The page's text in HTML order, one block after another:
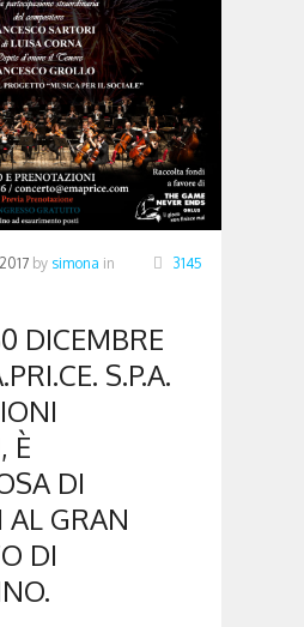
by simona in
3145
DICEMBRE
S.P.A.
È
DI
AL GRAN
DI